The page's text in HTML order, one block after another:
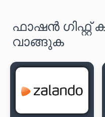
ഫാഷൻ
വാങ്ങുക